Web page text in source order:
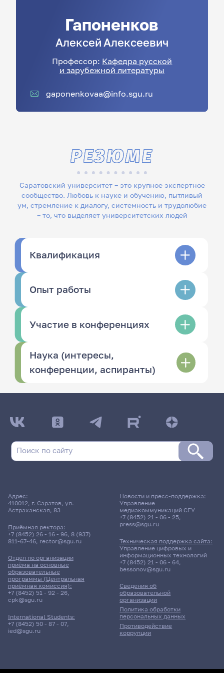
Гапоненков
Алексей Алексеевич
Профессор: Кафедра русской
и зарубежной литературы
gaponenkovaa@info.sgu.ru
Саратовский университет – это крупное экспертное
сообщество. Любовь к науке и обучению, пытливый
ум, стремление к диалогу, системность и трудолюбие
– то, что выделяет университетских людей
РЕЗЮМЕ
Квалификация
Опыт работы
Участие в конференциях
Наука (интересы,
конференции, аспиранты)
Адрес:
410012, г. Саратов, ул.
Астраханская, 83
Приёмная ректора:
+7 (8452) 26 - 16 - 96, 8 (937)
811-67-46, rector@sgu.ru
Отдел по организации
приёма на основные
образовательные
программы (Центральная
приёмная комиссия):
+7 (8452) 51 - 92 - 26,
cpk@sgu.ru
International Students:
+7 (8452) 50 - 87 - 07,
ied@sgu.ru
Сведения об
образовательной
организации
Политика обработки
персональных данных
Противодействие
коррупции
Новости и пресс-поддержка:
Управление
медиакоммуникаций СГУ
+7 (8452) 21 - 06 - 25,
press@sgu.ru
Техническая поддержка сайта:
Управление цифровых и
информационных технологий
+7 (8452) 21 - 06 - 64,
bessonov@sgu.ru